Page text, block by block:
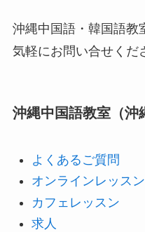
沖縄中国語・韓国語教
気軽にお問い合せくだ
沖縄中国語教室（沖
よくあるご質問
オンラインレッスン
カフェレッスン
求人